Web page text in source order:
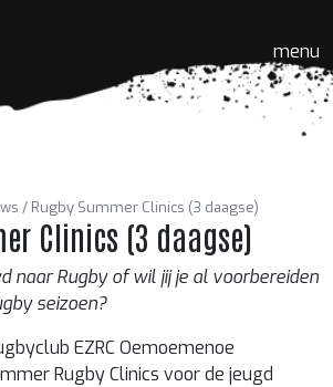
menu
Rugby Summer Clinics (3 daagse)
Clinics (3 daagse)
naar Rugby of wil jij je al voorbereiden
seizoen?
EZRC Oemoemenoe
Rugby Clinics voor de jeugd